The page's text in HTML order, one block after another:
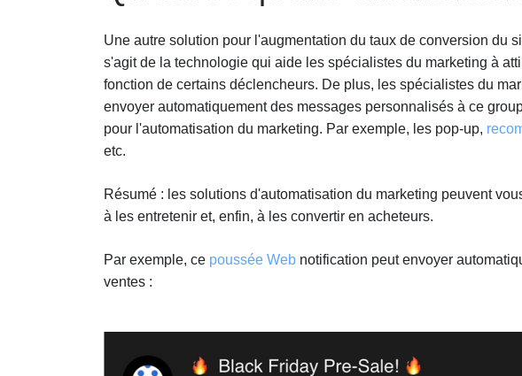
Une autre solution pour l'augmentation du taux de conversion du
s'agit de la technologie qui aide les spécialistes du marketing à
fonction de certains déclencheurs. De plus, les spécialistes du
envoyer automatiquement des messages personnalisés à ce
pour l'automatisation du marketing. Par exemple, les pop-up,
etc.
Résumé : les solutions d'automatisation du marketing peuvent
à les entretenir et, enfin, à les convertir en acheteurs.
Par exemple, ce poussée Web notification peut envoyer
ventes :